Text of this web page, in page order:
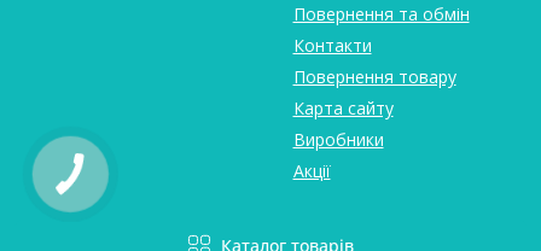
Повернення та обмін
Контакти
Повернення товару
Карта сайту
Виробники
Акції
Каталог товарів